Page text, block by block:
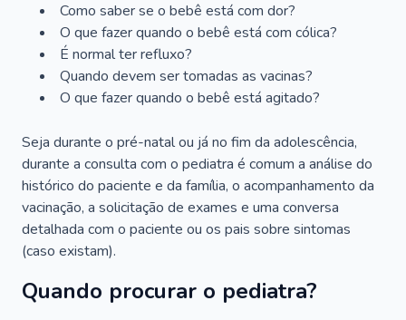
Como saber se o bebê está com dor?
O que fazer quando o bebê está com cólica?
É normal ter refluxo?
Quando devem ser tomadas as vacinas?
O que fazer quando o bebê está agitado?
Seja durante o pré-natal ou já no fim da adolescência,
durante a consulta com o pediatra é comum a análise do
histórico do paciente e da família, o acompanhamento da
vacinação, a solicitação de exames e uma conversa
detalhada com o paciente ou os pais sobre sintomas
(caso existam).
Quando procurar o pediatra?